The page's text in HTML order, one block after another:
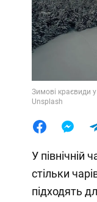
Зимові краєвиди
Unsplash
У північній
стільки
підходять